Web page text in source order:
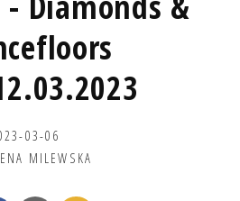
03-06
MILEWSKA